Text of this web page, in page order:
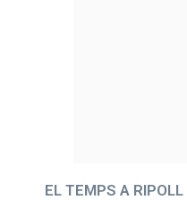
EL TEMPS A RIPOLL